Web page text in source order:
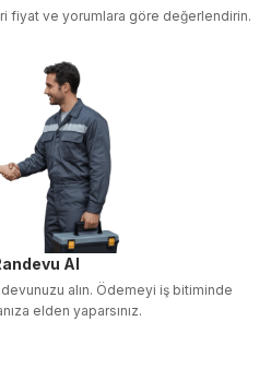
fiyat ve yorumlara göre değerlendirin.
Al
alın. Ödemeyi iş bitiminde
elden yaparsınız.